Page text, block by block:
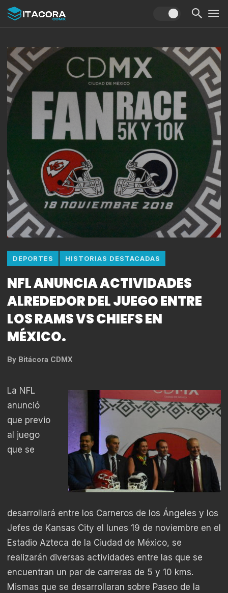
DEPORTES HISTORIAS DESTACADAS
NFL ANUNCIA ACTIVIDADES
ALREDEDOR DEL JUEGO ENTRE
LOS RAMS VS CHIEFS EN
MÉXICO.
By Bitácora CDMX
La NFL
anunció
que previo
al juego
que se
desarrollará entre los Carneros de los Ángeles y los
Jefes de Kansas City el lunes 19 de noviembre en el
Estadio Azteca de la Ciudad de México, se
realizarán diversas actividades entre las que se
encuentran un par de carreras de 5 y 10 kms.
Mismas que se desarrollaran sobre Paseo de la